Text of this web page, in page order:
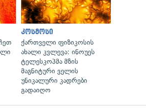
კოსმოსი
ქართველი ფიზიკოსის
ახალი კვლევა: ინოუეს
ტელესკოპმა მზის
მაგნიტური ველის
უნიკალური კადრები
გადაიღო